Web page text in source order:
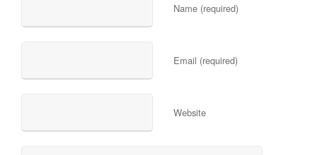
Name (required)
Email (required)
Website